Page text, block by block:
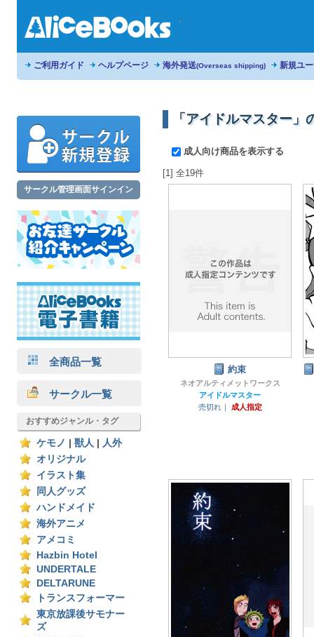
ご利用ガイド ヘルプページ 海外発送(Overseas shipping) 新規ユ
サークル管理画面サインイン
全商品一覧
サークル一覧
おすすめジャンル・タグ
ケモノ 獣人
人外
オリジナル
イラスト集
同人グッズ
ハンドメイド
海外アニメ
アメコミ
Hazbin Hotel
UNDERTALE
DELTARUNE
トランスフォーマー
東京放課後サモナー
ズ
「アイドルマスター」
成人向け商品を表示する
[1] 全19件
約束
ネオアルティメットワークス
アイドルマスター
売切れ｜
成人指定